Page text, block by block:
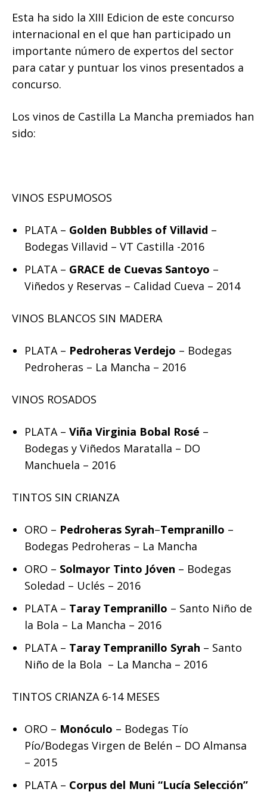
Esta ha sido la XIII Edicion de este concurso
internacional en el que han participado un
importante número de expertos del sector
para catar y puntuar los vinos presentados a
concurso.
Los vinos de Castilla La Mancha premiados han
sido:
VINOS ESPUMOSOS
PLATA – Golden Bubbles of Villavid –
Bodegas Villavid – VT Castilla -2016
PLATA – GRACE de Cuevas Santoyo –
Viñedos y Reservas – Calidad Cueva – 2014
VINOS BLANCOS SIN MADERA
PLATA – Pedroheras Verdejo – Bodegas
Pedroheras – La Mancha – 2016
VINOS ROSADOS
PLATA – Viña Virginia Bobal Rosé –
Bodegas y Viñedos Maratalla – DO
Manchuela – 2016
TINTOS SIN CRIANZA
ORO – Pedroheras Syrah–Tempranillo –
Bodegas Pedroheras – La Mancha
ORO – Solmayor Tinto Jóven – Bodegas
Soledad – Uclés – 2016
PLATA – Taray Tempranillo – Santo Niño de
la Bola – La Mancha – 2016
PLATA – Taray Tempranillo Syrah – Santo
Niño de la Bola – La Mancha – 2016
TINTOS CRIANZA 6-14 MESES
ORO – Monóculo – Bodegas Tío
Pío/Bodegas Virgen de Belén – DO Almansa
– 2015
PLATA – Corpus del Muni “Lucía Selección”